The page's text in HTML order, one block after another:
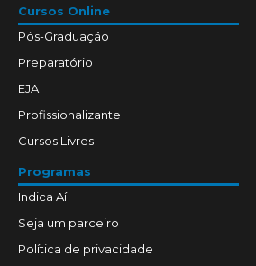
Cursos Online
Pós-Graduação
Preparatório
EJA
Profissionalizante
Cursos Livres
Programas
Indica Aí
Seja um parceiro
Política de privacidade